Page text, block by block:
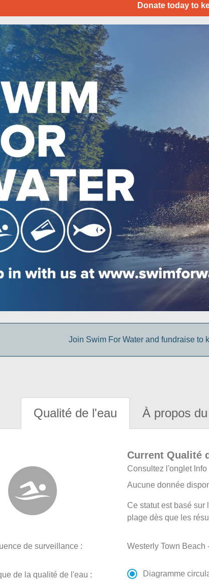
Donate today to
Join Swim For Water and fundraise to
Qualité de l'eau À propos
Current Qualité
Consultez l'onglet
Aucune donnée
Ce statut est basé sur
plage dès que les
de surveillance : Westerly Town Beach
de la qualité de l'eau : Diagramme